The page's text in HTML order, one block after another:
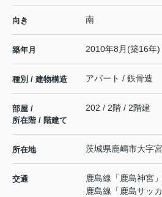
向き 南
築年月 2010年8月(築16年)
種別 / 建物構造 アパート / 鉄骨造
部屋 /
所在階 / 階建て
202 / 2階 / 2階建
所在地 茨城県鹿嶋市大字
交通 鹿島線 「 鹿島神宮
鹿島線 「 鹿島サッ